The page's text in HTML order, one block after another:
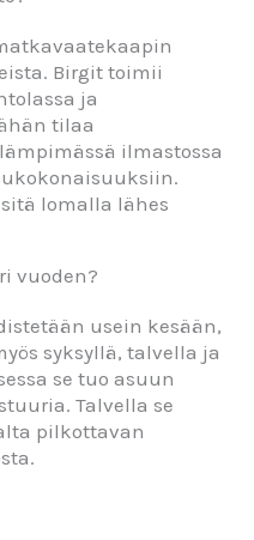
Birgit toimii
ja
tilaa
ilmastossa
lomalla lähes
vuoden?
usein kesään,
syksyllä, talvella ja
se tuo asuun
Talvella se
pilkottavan